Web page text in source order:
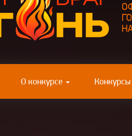
(current)О конкурсе Конкурсы